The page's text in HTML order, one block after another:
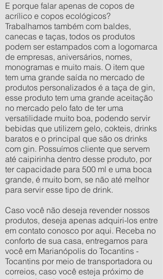
E porque falar apenas de copos de
acrílico e copos ecológicos?
Trabalhamos também com baldes,
canecas e taças, todos os produtos
podem ser estampados com a logomarca
de empresas, aniversários, nomes,
monogramas e muito mais. O item que
tem uma grande saída no mercado de
produtos personalizados é a taça de gin,
esse produto tem uma grande aceitação
no mercado pelo fato de ter uma
versatilidade muito boa, podendo servir
bebidas que utilizem gelo, cokteis, drinks
baratos e o principal que são os drinks
com gin. Possuímos cliente que servem
até caipirinha dentro desse produto, por
ter capacidade para 500 ml e uma boca
grande, é muito bom, se não até melhor
para servir esse tipo de drink.
Caso você não deseja revender nossos
produtos, deseja apenas adquiri-los entre
em contato conosco por aqui. Receba no
conforto de sua casa, entregamos para
você em Marianópolis do Tocantins -
Tocantins por meio de transportadora ou
correios, caso você esteja próximo de